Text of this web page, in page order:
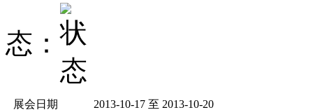
态：
展会日期 2013-10-17 至 2013-10-20